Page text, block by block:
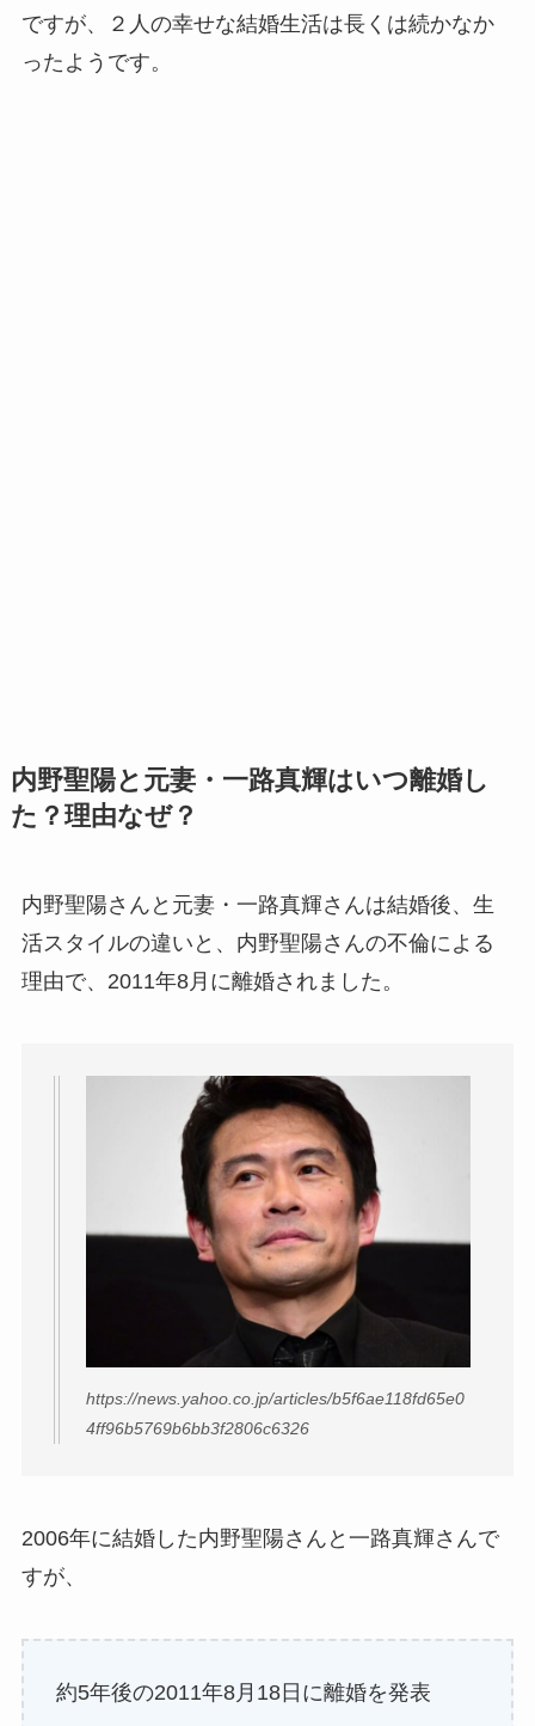
ですが、２人の幸せな結婚生活は長くは続かなか
ったようです。
内野聖陽と元妻・一路真輝はいつ離婚し
た？理由なぜ？
内野聖陽さんと元妻・一路真輝さんは結婚後、生
活スタイルの違いと、内野聖陽さんの不倫による
理由で、2011年8月に離婚されました。
https://news.yahoo.co.jp/articles/b5f6ae118fd65e0
4ff96b5769b6bb3f2806c6326
2006年に結婚した内野聖陽さんと一路真輝さんで
すが、
約5年後の2011年8月18日に離婚を発表